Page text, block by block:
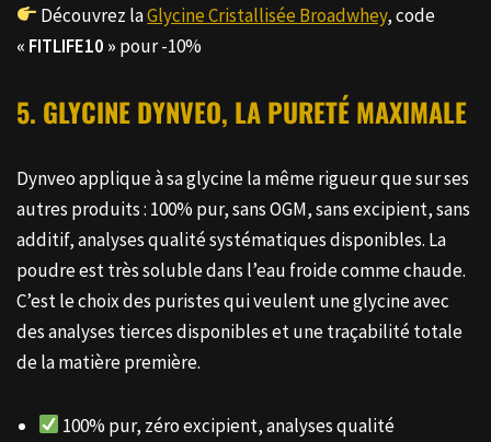
Découvrez laGlycine Cristallisée Broadwhey, code
« FITLIFE10 » pour -10%
5. GLYCINE DYNVEO, LA PURETÉ MAXIMALE
Dynveo applique à sa glycine la même rigueur que sur ses
autres produits : 100% pur, sans OGM, sans excipient, sans
additif, analyses qualité systématiques disponibles. La
poudre est très soluble dans l’eau froide comme chaude.
C’est le choix des puristes qui veulent une glycine avec
des analyses tierces disponibles et une traçabilité totale
de la matière première.
100% pur, zéro excipient, analyses qualité